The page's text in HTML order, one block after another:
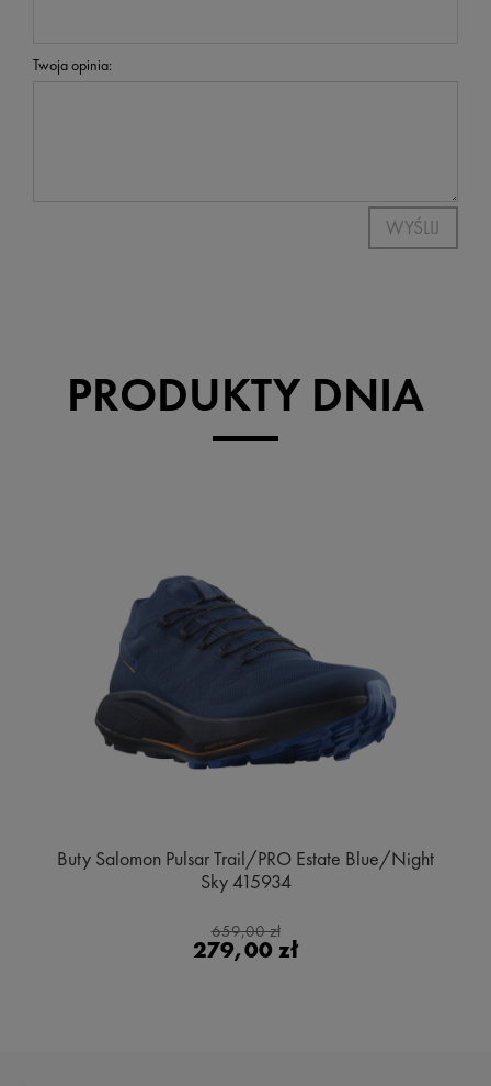
Twoja opinia:
WYŚLIJ
PRODUKTY DNIA
Buty Salomon Pulsar Trail/PRO Estate Blue/Night
Sky 415934
659,00 zł
279,00 zł